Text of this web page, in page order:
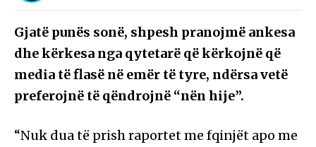
Gjatë punës sonë, shpesh pranojmë ankesa
dhe kërkesa nga qytetarë që kërkojnë që
media të flasë në emër të tyre, ndërsa vetë
preferojnë të qëndrojnë “nën hije”.
“Nuk dua të prish raportet me fqinjët apo me